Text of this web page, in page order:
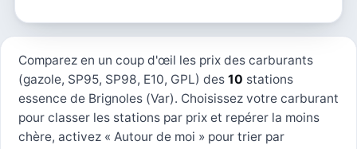
Comparez en un coup d'œil les prix des carburants
(gazole, SP95, SP98, E10, GPL) des 10 stations
essence de Brignoles (Var). Choisissez votre carburant
pour classer les stations par prix et repérer la moins
chère, activez « Autour de moi » pour trier par